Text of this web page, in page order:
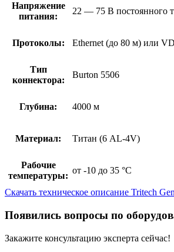
Напряжение
питания:
22 — 75 В постоянного
Протоколы: Ethernet (до 80 м) или
Тип
коннектора:
Burton 5506
Глубина: 4000 м
Материал: Титан (6 AL-4V)
Рабочие
температуры:
от -10 до 35 °C
Скачать техническое описание Tritech
Появились вопросы по
Закажите консультацию эксперта сейчас!